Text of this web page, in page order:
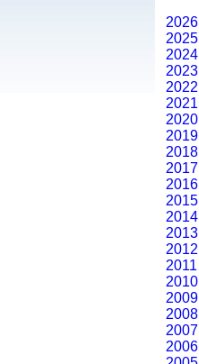
2026
2025
2024
2023
2022
2021
2020
2019
2018
2017
2016
2015
2014
2013
2012
2011
2010
2009
2008
2007
2006